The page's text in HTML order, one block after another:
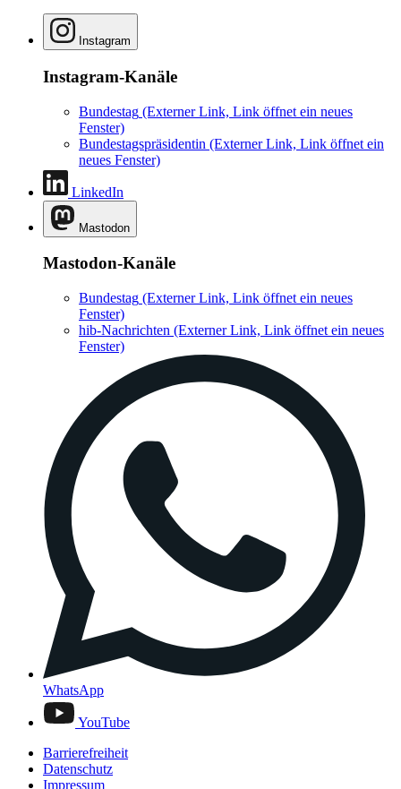
Instagram
Instagram-Kanäle
Bundestag (Externer Link, Link öffnet ein neues
Fenster)
Bundestagspräsidentin (Externer Link, Link öffnet ein
neues Fenster)
LinkedIn
Mastodon
Mastodon-Kanäle
Bundestag (Externer Link, Link öffnet ein neues
Fenster)
hib-Nachrichten (Externer Link, Link öffnet ein neues
Fenster)
WhatsApp
YouTube
Barrierefreiheit
Datenschutz
Impressum